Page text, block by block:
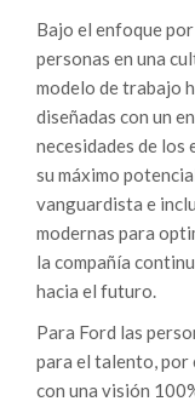
Bajo el enfoque
personas en una
modelo de trabajo
diseñadas con un
necesidades de
su máximo
vanguardista e
modernas para
la compañía
hacia el futuro.
Para Ford las
para el talento, por
con una visión